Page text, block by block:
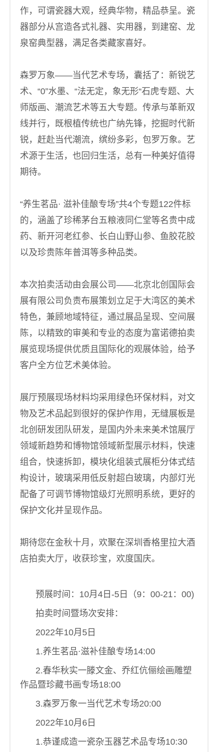
作，可谓瓷器大观，经典华物，精品恭呈。瓷
器部分从宫造各式礼器、实用器，到建窑、龙
泉窑典型器，满足各类藏家喜好。
森罗万象——当代艺术专场，囊括了：新锐艺
术、“0”水墨、“法无定，象无形“石虎专题、大
师版画、潮流艺术等五大专题。传承与革新双
线并行，既根植传统也广纳先锋，挖掘时代新
锐，赶赴当代潮流，缤纷多彩，包罗万象。艺
术源于生活，也回归生活，总有一种美好值得
期待。
“养生茗品· 滋补佳酿专场”共4个专题122件标
的，涵盖了珍稀茅台五粮液同仁堂等名贵中成
药、新开河老红参、长白山野山参、鱼胶花胶
以及珍贵陈年普洱等多种品类。
本次拍卖活动由会展公司——北京北创国际会
展有限公司负责布展策划立足于大湾区的美术
特色，兼顾地域特征，通过展品呈现、空间展
陈，以精致的审美和专业的态度为富诺德拍卖
展览现场提供优质且国际化的观展体验，给予
客户全方位艺术美体验。
展厅预展现场材料均采用绿色环保材料，对文
物及艺术品起到很好的保护作用，无缝展板是
北创研发团队研发，是国内外未来美术馆展厅
领域新趋势和博物馆领域新型展示材料，快速
组合，快速拆卸，模块化组装式展柜分体式结
构设计，玻璃采用低反射超白玻璃，内部灯光
配备了可调节博物馆级灯光照明系统，更好的
保护文化并呈现作品。
期待您在金秋十月，欢聚在深圳香格里拉大酒
店拍卖大厅，收获珍宝，欢度国庆。
预展时间：10月4日-5日（9：00-21：00)
拍卖时间暨场次安排：
2022年10月5日
1.养生茗品·滋补佳酿专场14:00
2.春华秋实一滕文金、乔红伉俪绘画雕塑
作品暨珍藏书画专场18:00
3.森罗万象一当代艺术专场20:00
2022年10月6日
1.恭谨成造一瓷杂玉器艺术品专场10:30